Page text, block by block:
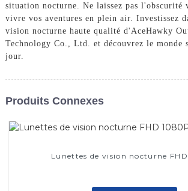
situation nocturne. Ne laissez pas l'obscurité
vivre vos aventures en plein air. Investissez
vision nocturne haute qualité d'AceHawky
Technology Co., Ltd. et découvrez le monde
jour.
Produits Connexes
Lunettes de vision nocturne